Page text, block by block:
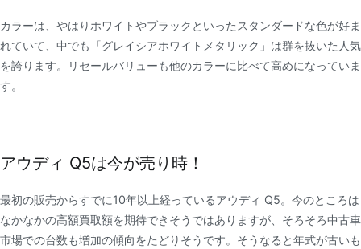
カラーは、やはりホワイトやブラックといったスタンダードな色が好ま
れていて、中でも「グレイシアホワイトメタリック」は群を抜いた人気
を誇ります。リセールバリューも他のカラーに比べて高めになっていま
す。
アウディ Q5は今が売り時！
最初の販売からすでに10年以上経っているアウディ Q5。今のところは
なかなかの高額買取額を期待できそうではありますが、そろそろ中古車
市場での台数も増加の傾向をたどりそうです。そうなると年式が古いも